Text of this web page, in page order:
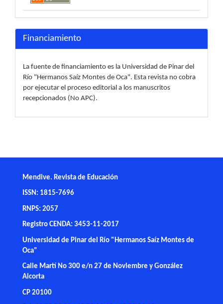
Financiamiento
La fuente de financiamiento es la Universidad de Pinar del
Río "Hermanos Saíz Montes de Oca". Esta revista no cobra
por ejecutar el proceso editorial a los manuscritos
recepcionados (No APC).
Mendive. Revista de Educación
ISSN: 1815-7696
RNPS: 2057
Registro CENDA: 3453-11-2017
Universidad de Pinar del Río "Hermanos Saíz Montes de
Oca"
Calle Martí No 300 e/n 27 de Noviembre y González
Alcorta
CP 20100